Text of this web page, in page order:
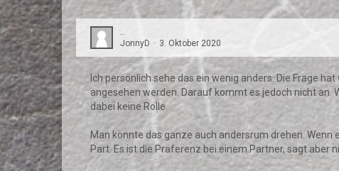
JonnyD 3. Oktober 2020
Ich persönlich sehe das ein wenig anders. Die Frage
angesehen werden. Darauf kommt es jedoch nicht an.
dabei keine Rolle.
Man könnte das ganze auch andersrum drehen.
Part. Es ist die Präferenz bei einem Partner, sagt aber